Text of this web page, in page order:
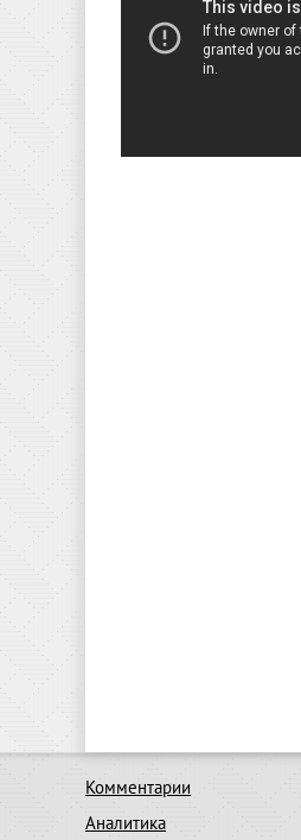
Комментарии
Аналитика